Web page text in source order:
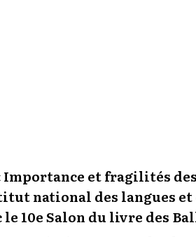
Importance et fragilités
national des langues
10e Salon du livre des